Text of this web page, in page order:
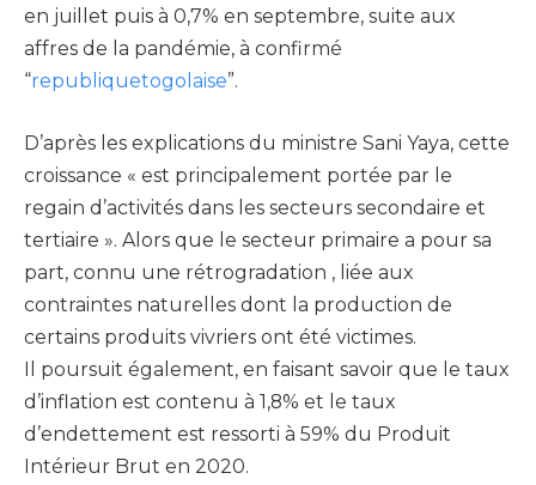
en juillet puis à 0,7% en septembre, suite aux
affres de la pandémie, à confirmé
“republiquetogolaise”.
D’après les explications du ministre Sani Yaya, cette
croissance « est principalement portée par le
regain d’activités dans les secteurs secondaire et
tertiaire ». Alors que le secteur primaire a pour sa
part, connu une rétrogradation , liée aux
contraintes naturelles dont la production de
certains produits vivriers ont été victimes.
Il poursuit également, en faisant savoir que le taux
d’inflation est contenu à 1,8% et le taux
d’endettement est ressorti à 59% du Produit
Intérieur Brut en 2020.